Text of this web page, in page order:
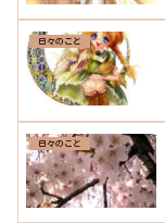
日々のこと
日々のこと